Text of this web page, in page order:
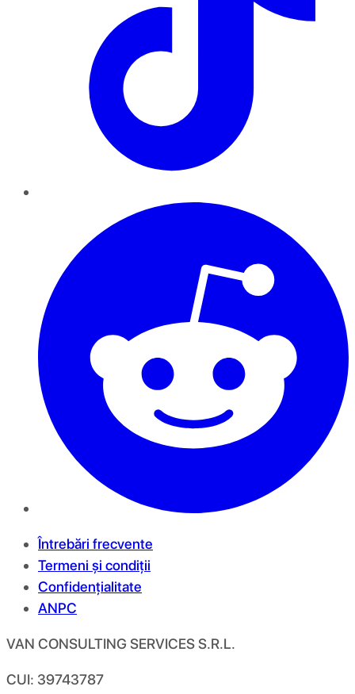
Întrebări frecvente
Termeni și condiții
Confidențialitate
ANPC
VAN CONSULTING SERVICES S.R.L.
CUI: 39743787